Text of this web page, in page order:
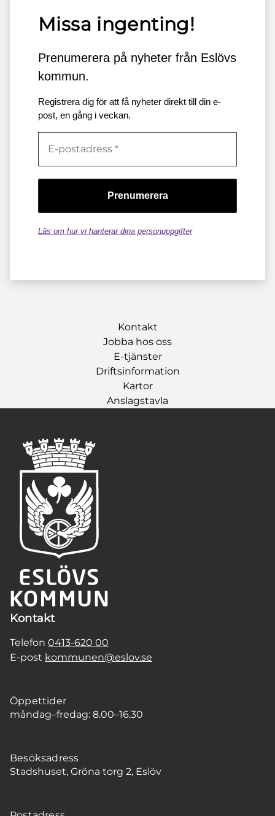
Missa ingenting!
Prenumerera på nyheter från Eslövs
kommun.
Registrera dig för att få nyheter direkt till din e-
post, en gång i veckan.
Läs om hur vi hanterar dina personuppgifter
Kontakt
Jobba hos oss
E-tjänster
Driftsinformation
Kartor
Anslagstavla
Kontakt
Telefon 0413-620 00
E-post kommunen@eslov.se
Öppettider
måndag–fredag: 8.00–16.30
Besöksadress
Stadshuset, Gröna torg 2, Eslöv